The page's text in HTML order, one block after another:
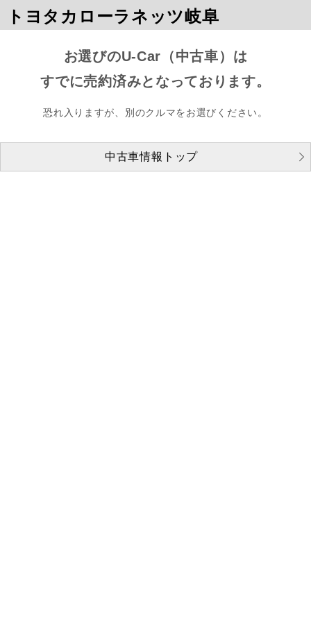
トヨタカローラネッツ岐阜
お選びのU-Car（中古車）は
すでに売約済みとなっております。
恐れ入りますが、別のクルマをお選びください。
中古車情報トップ